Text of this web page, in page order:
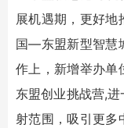
展机遇期，更好地
国—东盟新型智慧
作上，新增举办
东盟创业挑战营,
射范围，吸引更多